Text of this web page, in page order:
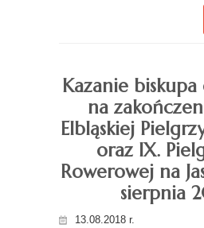
Kazanie
na
Elbląskiej
oraz IX.
Rowerowej na
sierpnia
13.08.2018 r.